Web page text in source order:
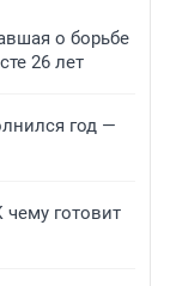
о борьбе
26 лет
год —
чему готовит